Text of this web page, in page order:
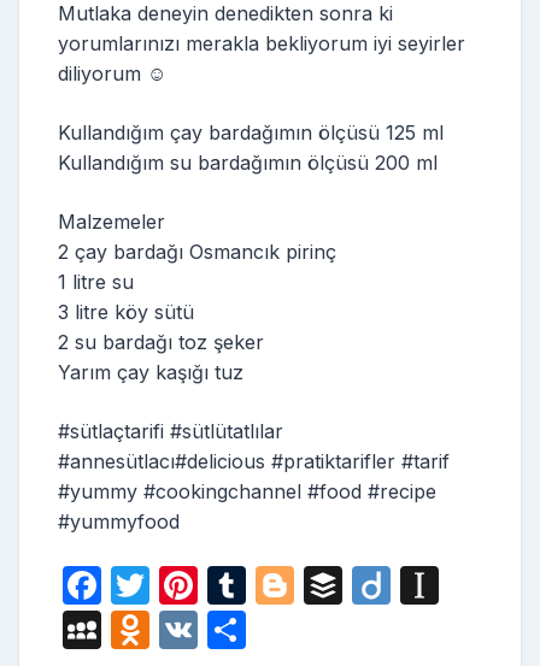
Mutlaka deneyin denedikten sonra ki
yorumlarınızı merakla bekliyorum iyi seyirler
diliyorum ☺️
Kullandığım çay bardağımın ölçüsü 125 ml
Kullandığım su bardağımın ölçüsü 200 ml
Malzemeler
2 çay bardağı Osmancık pirinç
1 litre su
3 litre köy sütü
2 su bardağı toz şeker
Yarım çay kaşığı tuz
#sütlaçtarifi #sütlütatlılar
#annesütlacı#delicious #pratiktarifler #tarif
#yummy #cookingchannel #food #recipe
#yummyfood
F
a
T
w
Pi
nt
T
Bl B
Di
M O V